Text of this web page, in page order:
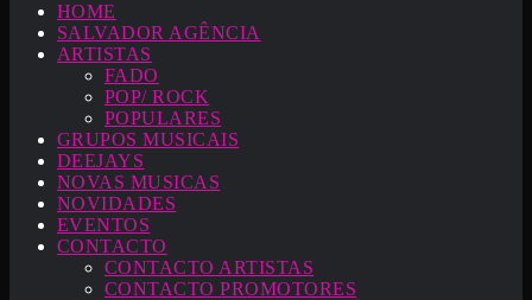
HOME
SALVADOR AGÊNCIA
ARTISTAS
FADO
POP/ ROCK
POPULARES
GRUPOS MUSICAIS
DEEJAYS
NOVAS MUSICAS
NOVIDADES
EVENTOS
CONTACTO
CONTACTO ARTISTAS
CONTACTO PROMOTORES